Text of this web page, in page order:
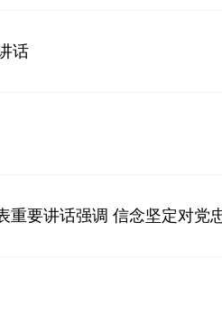
话
要讲话强调 信念坚定对党